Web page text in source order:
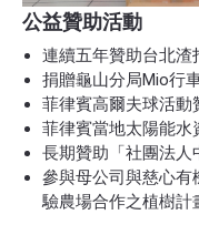
公益贊助活動
連續五年贊助台北渣
捐贈龜山分局Mio行
菲律賓高爾夫球活動
菲律賓當地太陽能水
長期贊助「社團法人
參與母公司與慈心有
驗農場合作之植樹計